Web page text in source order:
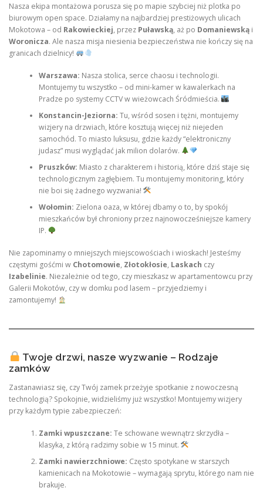
Nasza ekipa montażowa porusza się po mapie szybciej niż plotka po
biurowym open space. Działamy na najbardziej prestiżowych ulicach
Mokotowa – od Rakowieckiej, przez Puławską, aż po Domaniewską i
Woronicza. Ale nasza misja niesienia bezpieczeństwa nie kończy się na
granicach dzielnicy!
Warszawa: Nasza stolica, serce chaosu i technologii.
Montujemy tu wszystko – od mini-kamer w kawalerkach na
Pradze po systemy CCTV w wieżowcach Śródmieścia.
Konstancin-Jeziorna: Tu, wśród sosen i tężni, montujemy
wizjery na drzwiach, które kosztują więcej niż niejeden
samochód. To miasto luksusu, gdzie każdy “elektroniczny
judasz” musi wyglądać jak milion dolarów.
Pruszków: Miasto z charakterem i historią, które dziś staje się
technologicznym zagłębiem. Tu montujemy monitoring, który
nie boi się żadnego wyzwania!
Wołomin: Zielona oaza, w której dbamy o to, by spokój
mieszkańców był chroniony przez najnowocześniejsze kamery
IP.
Nie zapominamy o mniejszych miejscowościach i wioskach! Jesteśmy
częstymi gośćmi w Chotomowie, Złotokłosie, Laskach czy
Izabelinie. Niezależnie od tego, czy mieszkasz w apartamentowcu przy
Galerii Mokotów, czy w domku pod lasem – przyjedziemy i
zamontujemy!
Twoje drzwi, nasze wyzwanie – Rodzaje
zamków
Zastanawiasz się, czy Twój zamek przeżyje spotkanie z nowoczesną
technologią? Spokojnie, widzieliśmy już wszystko! Montujemy wizjery
przy każdym typie zabezpieczeń:
Zamki wpuszczane: Te schowane wewnątrz skrzydła –
klasyka, z którą radzimy sobie w 15 minut.
Zamki nawierzchniowe: Często spotykane w starszych
kamienicach na Mokotowie – wymagają sprytu, którego nam nie
brakuje.